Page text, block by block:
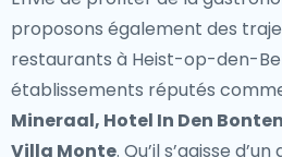
proposons également des
restaurants à Heist-op-den-
établissements réputés
Mineraal, Hotel In Den
Villa Monte. Qu’il s’agisse